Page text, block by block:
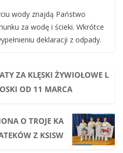
wody znajdą Państwo
za wodę i ścieki. Wkrótce
deklaracji z odpady.
ZA KLĘSKI ŻYWIOŁOWE L
OD 11 MARCA
O TROJE KA
Z KSISW